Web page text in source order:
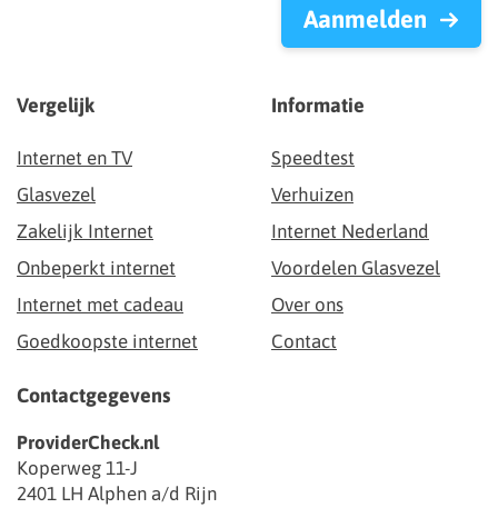
Aanmelden
Contactgegevens
ProviderCheck.nl
Koperweg 11-J
2401 LH Alphen a/d Rijn
Vergelijk
Internet en TV
Glasvezel
Zakelijk Internet
Onbeperkt internet
Internet met cadeau
Goedkoopste internet
Informatie
Speedtest
Verhuizen
Internet Nederland
Voordelen Glasvezel
Over ons
Contact